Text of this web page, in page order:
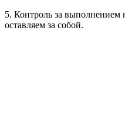
5. Контроль за выполнением
оставляем за собой.